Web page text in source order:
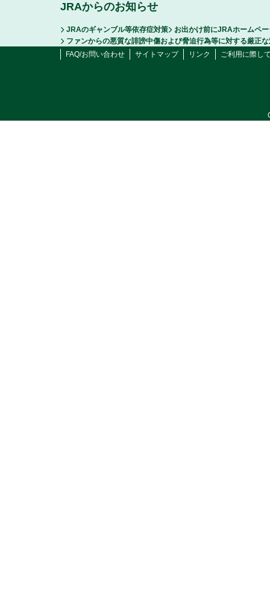
JRAからのお知らせ
JRAのギャンブル等依存症対策
お出かけ前にJRAホームペ
ファンからの悪質な誹謗中傷および脅迫行為等に対する厳正
FAQ/お問い合わせ
サイトマップ リンク ご利用に際し